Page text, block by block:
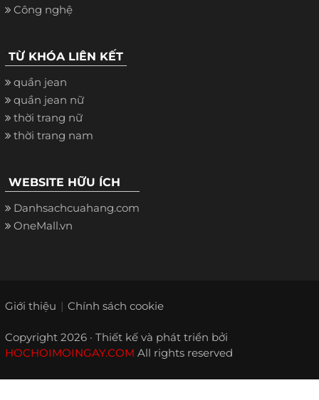
Công nghệ
TỪ KHÓA LIÊN KẾT
quần jean
quần jean nữ
thời trang nữ
thời trang nam
WEBSITE HỮU ÍCH
Danhsachcuahang.com
OneMall.vn
Giới thiệu Chính sách cookie
Copyright 2026 · Thiết kế và phát triển bởi
HOCHOIMOINGAY.COM All rights reserved